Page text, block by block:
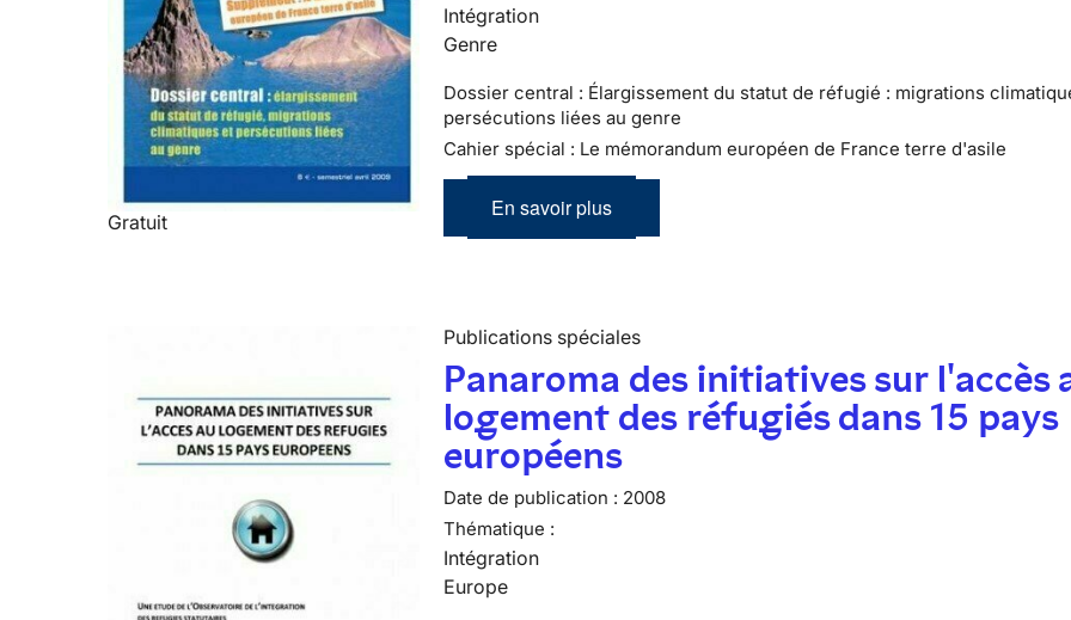
Gratuit
Intégration
Genre
Dossier central : Élargissement du statut de réfugié : migrations
persécutions liées au genre
Cahier spécial : Le mémorandum européen de France terre d'asile
En savoir plus
Publications spéciales
Panaroma des initiatives sur l'accès
logement des réfugiés dans 15 pays
européens
Date de publication : 2008
Thématique :
Intégration
Europe